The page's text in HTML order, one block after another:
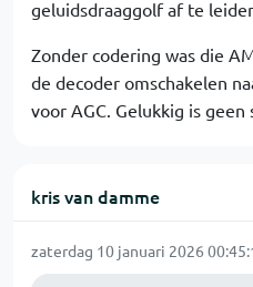
geluidsdraaggolf af te
Zonder codering was die
de decoder omschakelen
voor AGC. Gelukkig is geen
kris van damme
zaterdag 10 januari 2026